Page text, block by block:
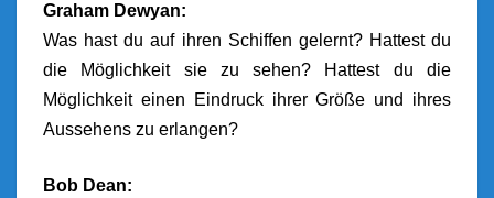
Graham Dewyan:
Was hast du auf ihren Schiffen gelernt? Hattest du
die Möglichkeit sie zu sehen? Hattest du die
Möglichkeit einen Eindruck ihrer Größe und ihres
Aussehens zu erlangen?
Bob Dean: